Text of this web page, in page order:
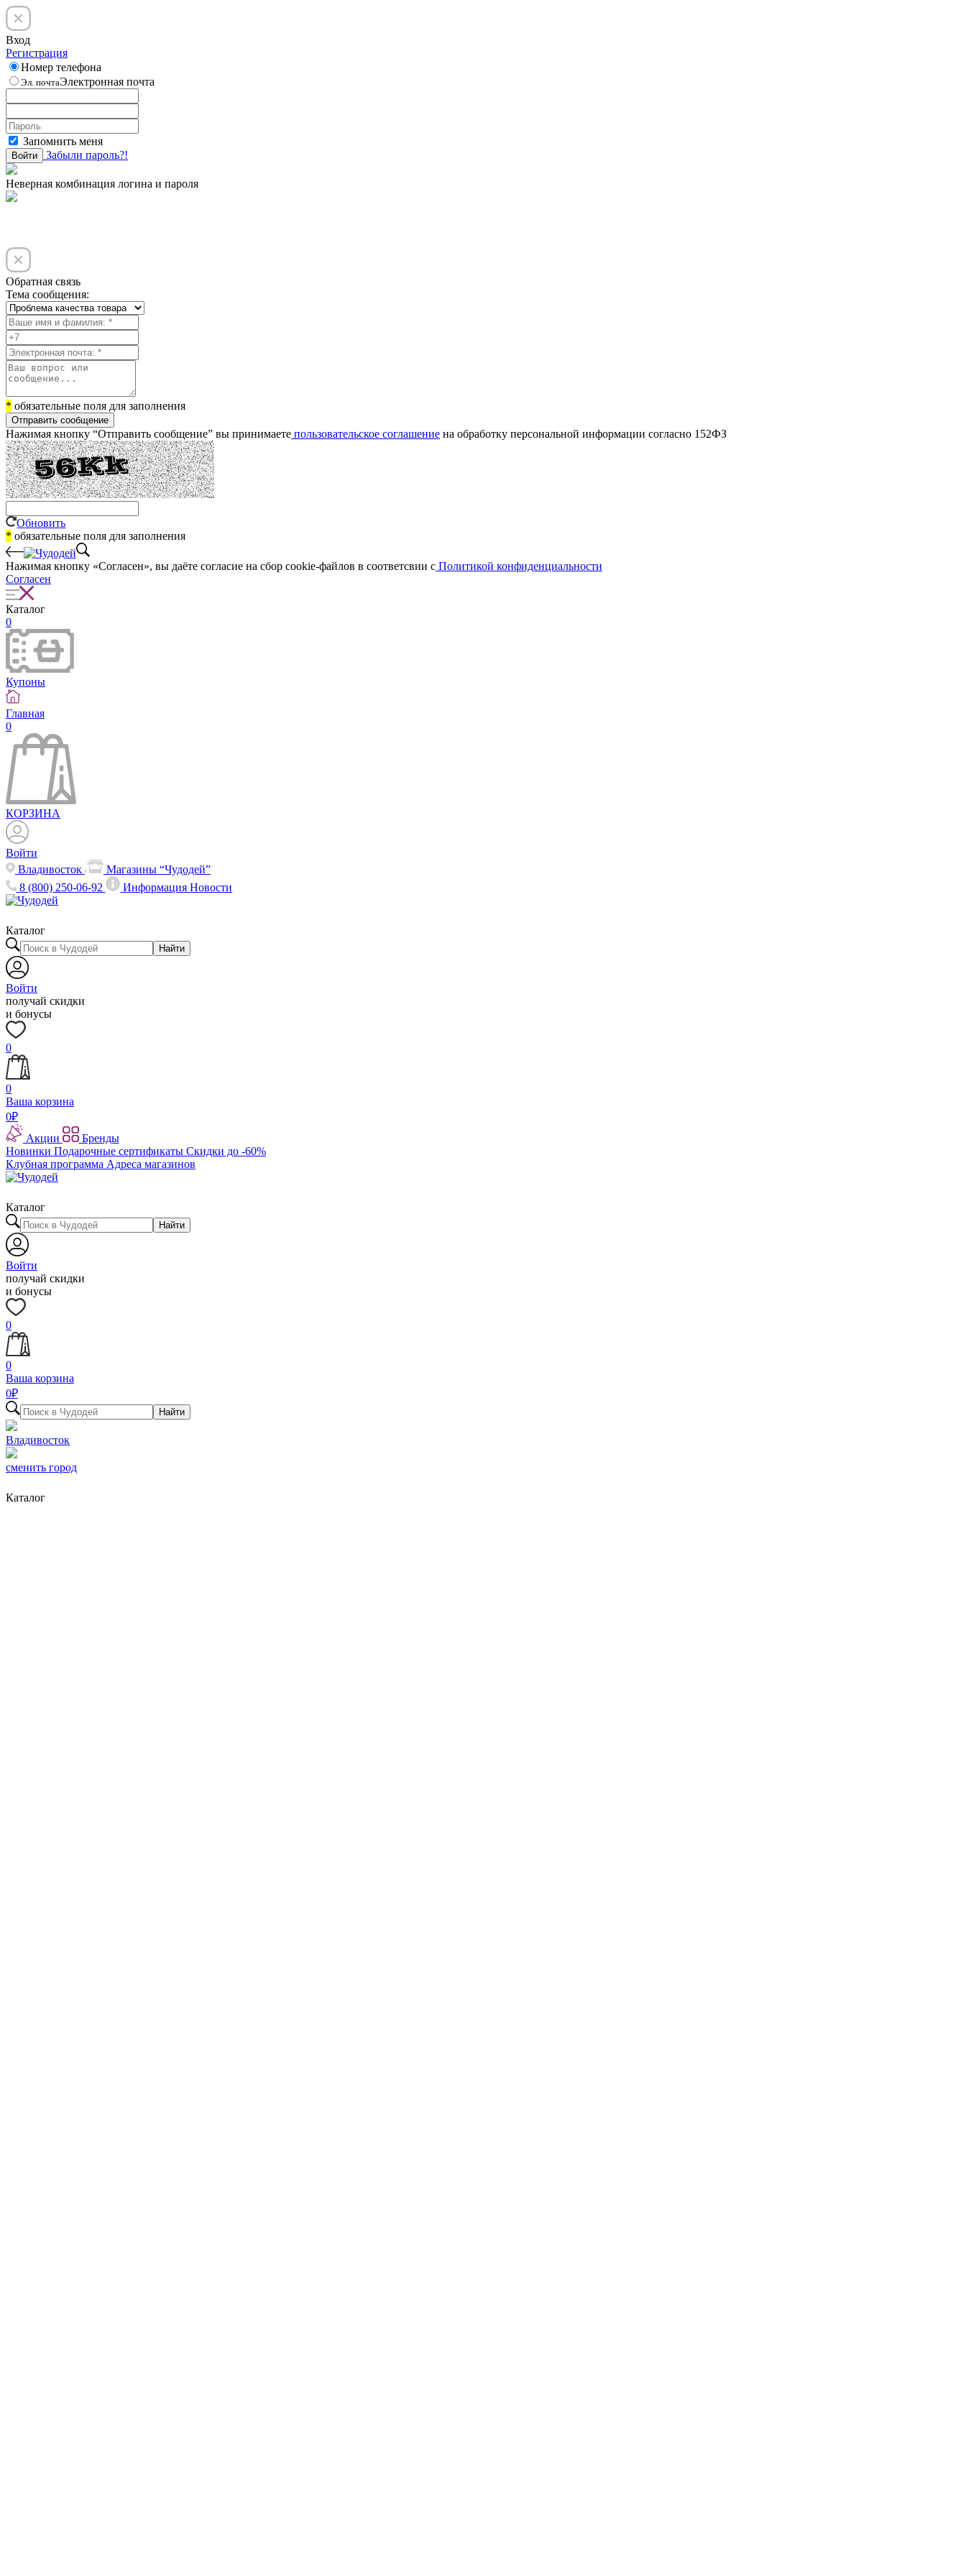
Вход
Регистрация
Номер телефона
Эл. почтаЭлектронная почта
Запомнить меня
Войти Забыли пароль?!
Неверная комбинация логина и пароля
Обратная связь
Тема сообщения:
* обязательные поля для заполнения
Отправить сообщение
Нажимая кнопку “Отправить сообщение” вы принимаете пользовательское соглашение на обработку персональной информации согласно 152ФЗ
Обновить
* обязательные поля для заполнения
Нажимая кнопку «Согласен», вы даёте cогласие на сбор cookie-файлов в соответсвии с Политикой конфиденциальности
Согласен
Каталог
0
Купоны
Главная
0
КОРЗИНА
Войти
Владивосток
Магазины “Чудодей”
8 (800) 250-06-92
ИнформацияНовости
Каталог
Найти
Войти
получай скидки
и бонусы
0
0
Ваша корзина
0₽
Акции
Бренды
Новинки Подарочные сертификаты Скидки до -60%
Клубная программа Адреса магазинов
Каталог
Найти
Войти
получай скидки
и бонусы
0
0
Ваша корзина
0₽
Найти
Владивосток
сменить город
Каталог